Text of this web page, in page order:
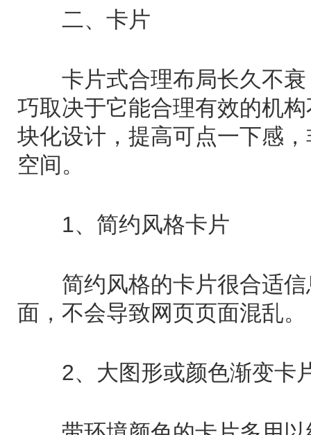
二、卡片
卡片式合理布局长久不衰
巧取决于它能合理有效的机
块化设计，提高可点一下感
空间。
1、简约风格卡片
简约风格的卡片很合适信
面，不会导致网页页面混乱。
2、大图形或颜色渐变卡